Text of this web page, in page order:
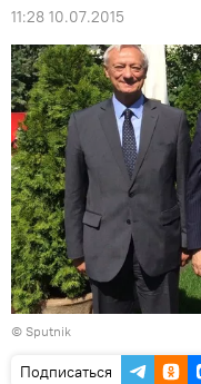
11:28 10.07.2015
© Sputnik
Подписаться